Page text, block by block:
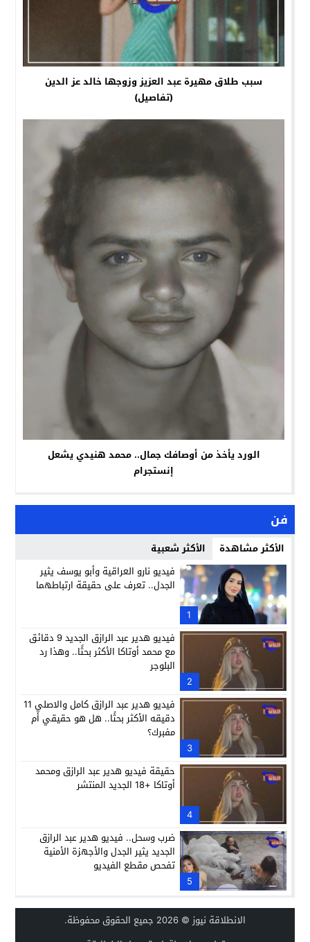
سبب طلاق مهيرة عبد العزيز وزوجها خالد عز الدين
(تفاصيل)
الورد يأخذ من أوصافك جمال.. محمد هنيدي يشعل
إنستجرام
فن
الأكثر مشاهدة الأكثر شعبية
1
فيديو نارو العراقية وأبو يوسف يثير
الجدل.. تعرف على حقيقة ارتباطهما
2
فيديو هدير عبد الرازق الجديد 9 دقائق
مع محمد أوتاكا الأكثر بحثًا.. وهذا رد
البلوجر
3
فيديو هدير عبد الرازق كامل والاصلي 11
دقيقه الأكثر بحثًا.. هل هو حقيقي أم
مفبرك؟
4
حقيقة فيديو هدير عبد الرازق ومحمد
أوتاكا +18 الجديد المنتشر
5
ضرب وسحل.. فيديو هدير عبد الرازق
الجديد يثير الجدل والأجهزة الأمنية
تفحص مقطع الفيديو
الانطلاقة نيوز © 2026 جميع الحقوق محفوظة.